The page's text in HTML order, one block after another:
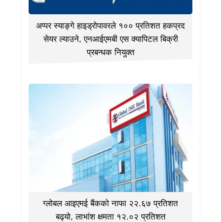
अप्पर स्याङ्गे हाइड्रोपावरले १०० प्रतिशत हकप्रद
सेयर ल्याउने, एनआईएमबी एस क्यापिटल बिक्री
प्रबन्धक नियुक्त
ग्लोबल आइएमई बैंकको नाफा २२.६७ प्रतिशत
बढ्यो, लाभांश क्षमता १२.०२ प्रतिशत